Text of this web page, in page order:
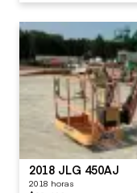
2018 JLG 450AJ
2018 horas